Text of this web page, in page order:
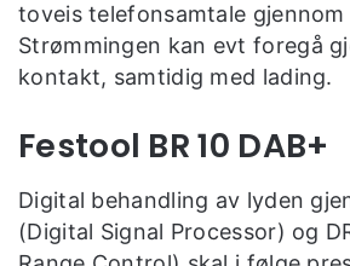
toveis telefonsamtale
Strømmingen kan evt foregå
kontakt, samtidig med lading.
Festool BR 10 DAB+
Digital behandling av lyden
(Digital Signal Processor) og